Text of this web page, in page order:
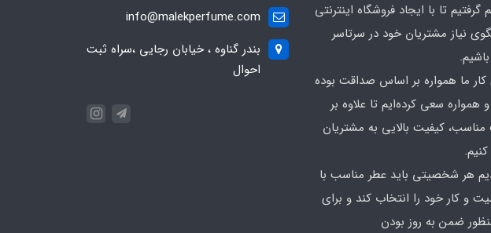
تا با ایجاد فروشگاه اینترنتی
نیاز مشتریان خود در سرتاسر
کار ما همواره بر اساس صداقت بوده
سعی کرده‌ایم تا علاوه بر
کیفیت بالایی به مشتریان
هر شخصیتی باید عطر مناسب با
و کار خود را انتخاب کند و برای
ضمن به روز بودن
info@malekperfume.com
بندر گناوه ، خیابان رجایی ،سراه ثبت
احوال